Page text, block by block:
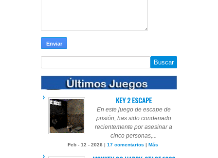
KEY 2 ESCAPE
En este juego de escape de
prisión, has sido condenado
recientemente por asesinar a
cinco personas,...
Feb - 12 - 2026 | 17 comentarios | Más